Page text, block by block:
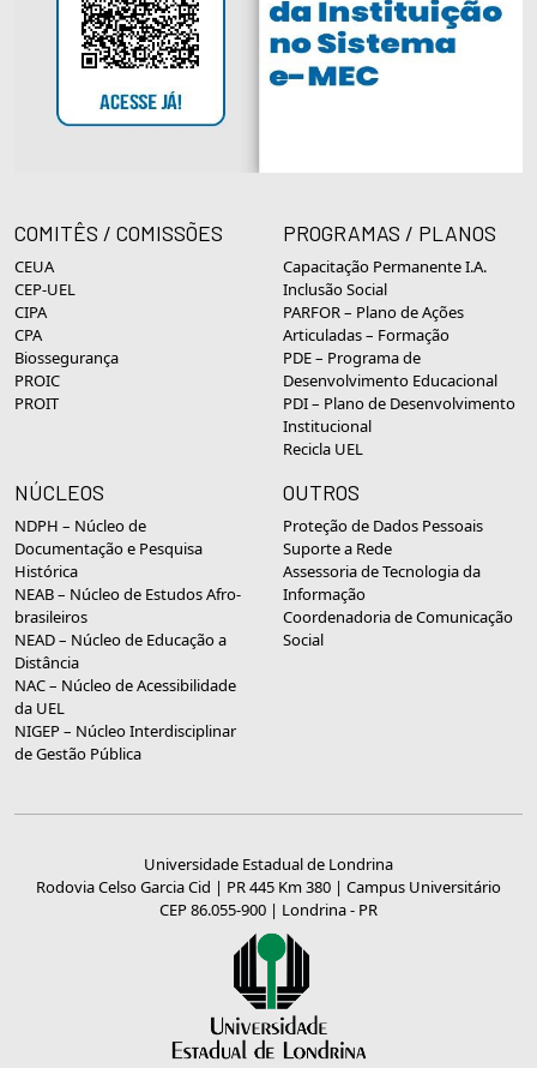
COMITÊS / COMISSÕES
CEUA
CEP-UEL
CIPA
CPA
Biossegurança
PROIC
PROIT
PROGRAMAS / PLANOS
Capacitação Permanente I.A.
Inclusão Social
PARFOR – Plano de Ações
Articuladas – Formação
PDE – Programa de
Desenvolvimento Educacional
PDI – Plano de Desenvolvimento
Institucional
Recicla UEL
NÚCLEOS
NDPH – Núcleo de
Documentação e Pesquisa
Histórica
NEAB – Núcleo de Estudos Afro-
brasileiros
NEAD – Núcleo de Educação a
Distância
NAC – Núcleo de Acessibilidade
da UEL
NIGEP – Núcleo Interdisciplinar
de Gestão Pública
OUTROS
Proteção de Dados Pessoais
Suporte a Rede
Assessoria de Tecnologia da
Informação
Coordenadoria de Comunicação
Social
Universidade Estadual de Londrina
Rodovia Celso Garcia Cid | PR 445 Km 380 | Campus Universitário
CEP 86.055-900 | Londrina - PR